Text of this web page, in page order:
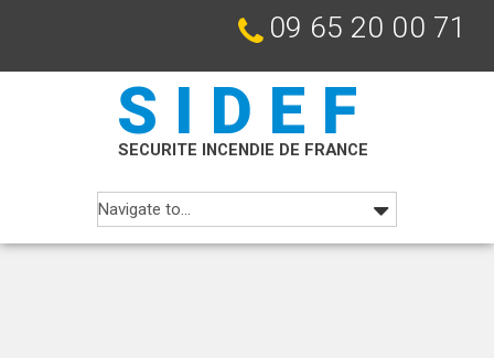
09 65 20 00 71
SIDEF
SECURITE INCENDIE DE FRANCE